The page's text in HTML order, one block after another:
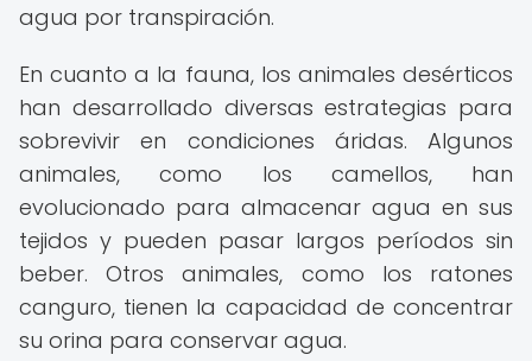
agua por transpiración.
En cuanto a la fauna, los animales desérticos
han desarrollado diversas estrategias para
sobrevivir en condiciones áridas. Algunos
animales, como los camellos, han
evolucionado para almacenar agua en sus
tejidos y pueden pasar largos períodos sin
beber. Otros animales, como los ratones
canguro, tienen la capacidad de concentrar
su orina para conservar agua.